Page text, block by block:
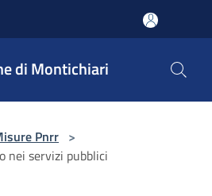
di Montichiari
Pnrr >
nei servizi pubblici